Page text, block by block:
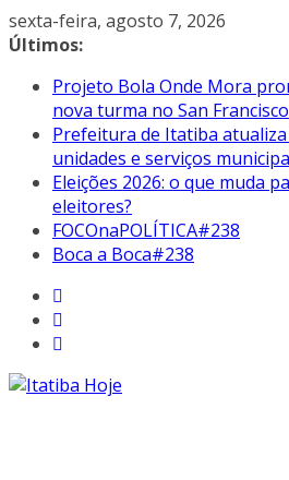
Pular
para
conteúdo
sexta-feira, agosto 7, 2026
Últimos:
Projeto Bola Onde Mora
nova turma no San Francisco
Prefeitura de Itatiba
unidades e serviços
Eleições 2026: o que muda
eleitores?
FOCOnaPOLÍTICA#238
Boca a Boca#238